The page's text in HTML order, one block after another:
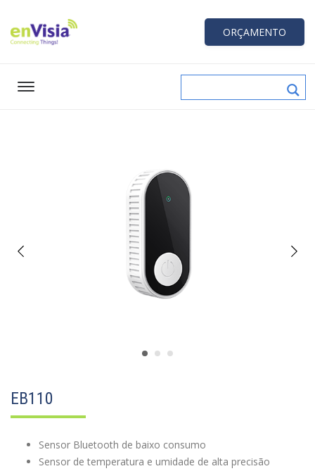
ORÇAMENTO
EB110
Sensor Bluetooth de baixo consumo
Sensor de temperatura e umidade de alta precisão